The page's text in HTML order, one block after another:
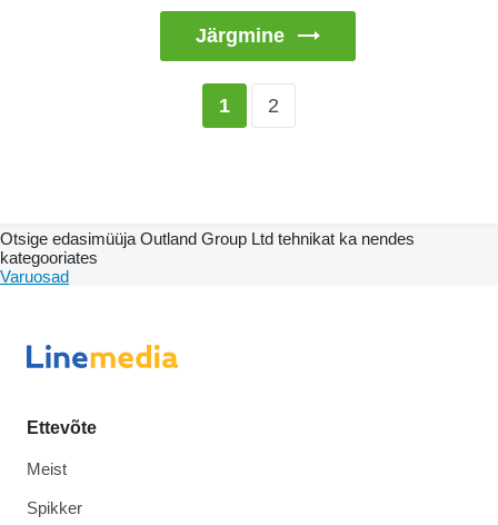
Järgmine
1 2
Otsige edasimüüja Outland Group Ltd tehnikat ka nendes
kategooriates
Varuosad
Ettevõte
Meist
Spikker